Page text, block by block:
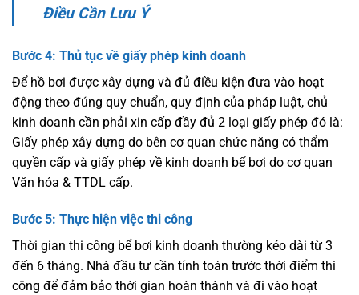
Điều Cần Lưu Ý
Bước 4: Thủ tục về giấy phép kinh doanh
Để hồ bơi được xây dựng và đủ điều kiện đưa vào hoạt
động theo đúng quy chuẩn, quy định của pháp luật, chủ
kinh doanh cần phải xin cấp đầy đủ 2 loại giấy phép đó là:
Giấy phép xây dựng do bên cơ quan chức năng có thẩm
quyền cấp và giấy phép về kinh doanh bể bơi do cơ quan
Văn hóa & TTDL cấp.
Bước 5: Thực hiện việc thi công
Thời gian thi công bể bơi kinh doanh thường kéo dài từ 3
đến 6 tháng. Nhà đầu tư cần tính toán trước thời điểm thi
công để đảm bảo thời gian hoàn thành và đi vào hoạt